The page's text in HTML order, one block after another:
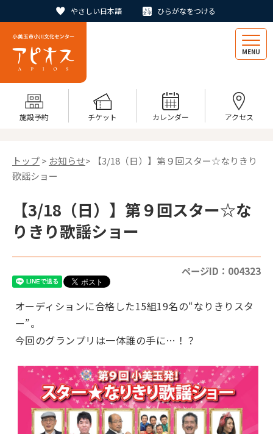
やさしい日本語 ひらがなをつける
MENU
施設予約 チケット カレンダー アクセス
トップ> お知らせ> 【3/18（日）】第９回スター☆なりきり
歌謡ショー
【3/18（日）】第９回スター☆な
りきり歌謡ショー
ページID：004323
オーディションに合格した15組19名の“なりきりスタ
ー”。
今回のグランプリは一体誰の手に…！？